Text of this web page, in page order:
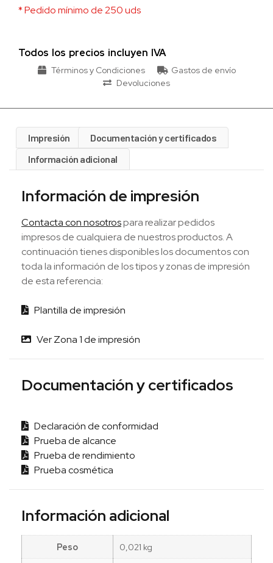
* Pedido mínimo de 250 uds
Todos los precios incluyen IVA
Términos y Condiciones
Gastos de envío
Devoluciones
Impresión
Documentación y certificados
Información adicional
Información de impresión
Contacta con nosotrospara realizar pedidos
impresos de cualquiera de nuestros productos. A
continuación tienes disponibles los documentos con
toda la información de los tipos y zonas de impresión
de esta referencia:
Plantilla de impresión
Ver Zona 1 de impresión
Documentación y certificados
Declaración de conformidad
Prueba de alcance
Prueba de rendimiento
Prueba cosmética
Información adicional
Peso
0,021 kg